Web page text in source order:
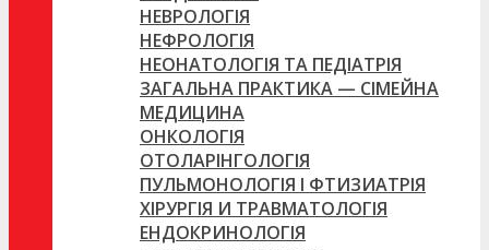
НЕВРОЛОГІЯ
НЕФРОЛОГІЯ
НЕОНАТОЛОГІЯ ТА ПЕДІАТРІЯ
ЗАГАЛЬНА ПРАКТИКА — СІМЕЙНА
МЕДИЦИНА
ОНКОЛОГІЯ
ОТОЛАРІНГОЛОГІЯ
ПУЛЬМОНОЛОГІЯ І ФТИЗИАТРІЯ
ХІРУРГІЯ И ТРАВМАТОЛОГІЯ
ЕНДОКРИНОЛОГІЯ